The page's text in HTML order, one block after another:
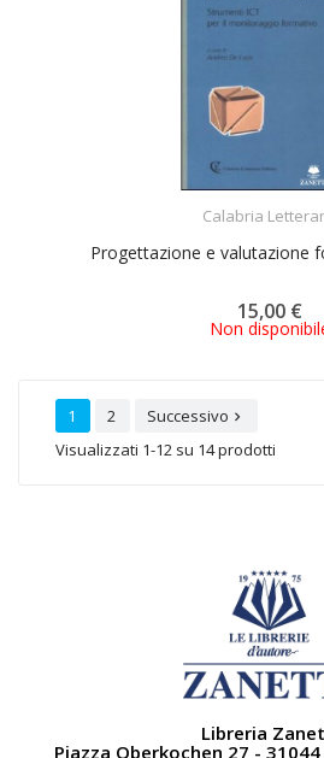
Calabria
Progettazione e valutazione
15,00 €
Non
1 2 Successivo 
Visualizzati 1-12 su 14 prodotti
Libreria
Piazza Oberkochen 27 -